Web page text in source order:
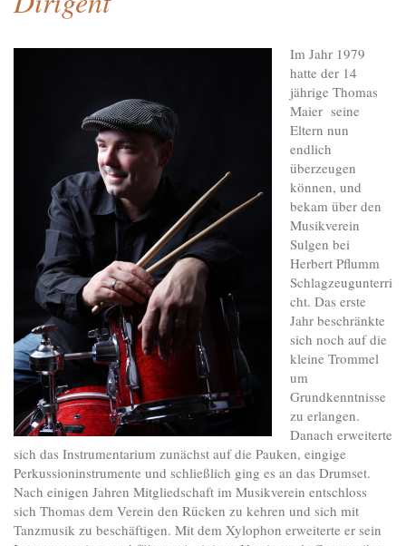
Im Jahr 1979
hatte der 14
jährige Thomas
Maier seine
Eltern nun
endlich
überzeugen
können, und
bekam über den
Musikverein
Sulgen bei
Herbert Pflumm
Schlagzeugunterri
cht. Das erste
Jahr beschränkte
sich noch auf die
kleine Trommel
um
Grundkenntnisse
zu erlangen.
Danach erweiterte
sich das Instrumentarium zunächst auf die Pauken, eingige
Perkussioninstrumente und schließlich ging es an das Drumset.
Nach einigen Jahren Mitgliedschaft im Musikverein entschloss
sich Thomas dem Verein den Rücken zu kehren und sich mit
Tanzmusik zu beschäftigen. Mit dem Xylophon erweiterte er sein